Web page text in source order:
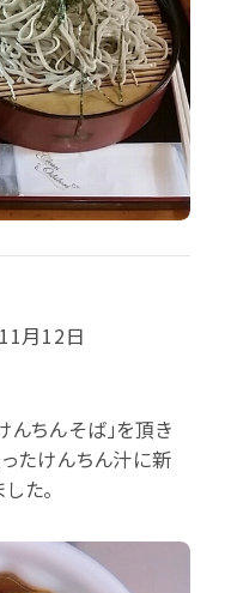
月12日
んちんそば」を頂き
たけんちん汁に新
た。